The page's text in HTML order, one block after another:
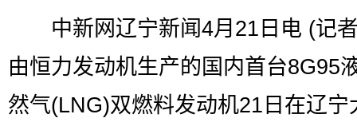
中新网辽宁新闻4月21日电 (记
由恒力发动机生产的国内首台8G95
然气(LNG)双燃料发动机21日在辽宁